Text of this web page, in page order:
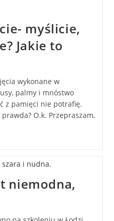
myślicie,
Jakie to
wykonane w
palmy i mnóstwo
z pamięci nie potrafię.
O.k. Przepraszam,
niemodna,